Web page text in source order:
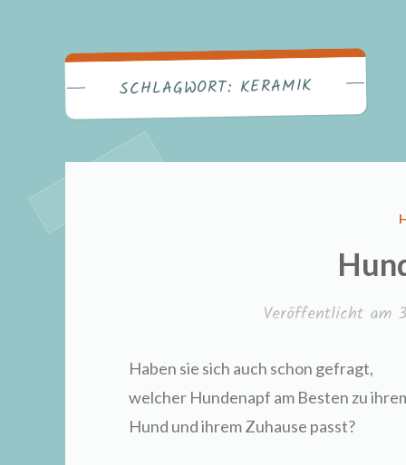
SCHLAGWORT: KERAMIK
Veröffentlicht am
Haben sie sich auch schon gefragt,
welcher Hundenapf am Besten zu
Hund und ihrem Zuhause passt?